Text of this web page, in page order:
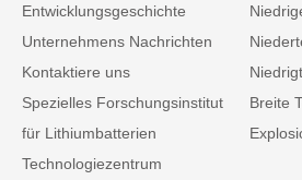
Entwicklungsgeschichte
Unternehmens Nachrichten
Kontaktiere uns
Spezielles Forschungsinstitut
für Lithiumbatterien
Technologiezentrum
Breite